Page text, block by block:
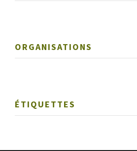
ORGANISATIONS
ÉTIQUETTES